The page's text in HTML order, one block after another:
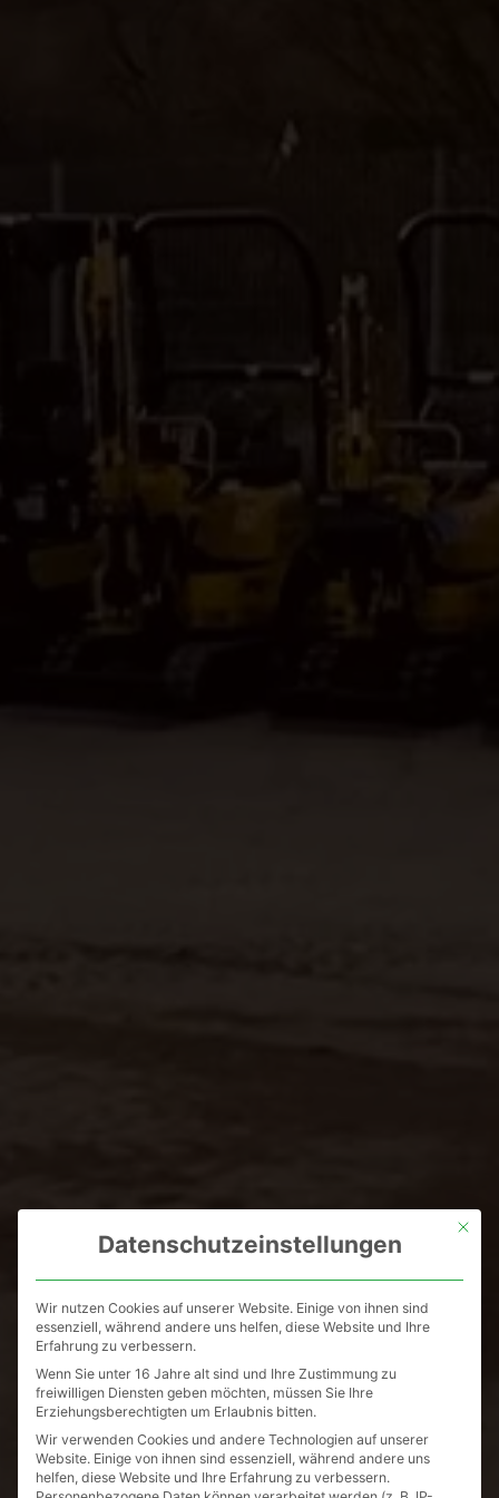
Mit
Datenschutzeinstellungen
Wir nutzen Cookies auf unserer Website. Einige von ihnen sind
essenziell, während andere uns helfen, diese Website und Ihre
Erfahrung zu verbessern.
Wenn Sie unter 16 Jahre alt sind und Ihre Zustimmung zu
freiwilligen Diensten geben möchten, müssen Sie Ihre
Erziehungsberechtigten um Erlaubnis bitten.
Wir verwenden Cookies und andere Technologien auf unserer
Website. Einige von ihnen sind essenziell, während andere uns
helfen, diese Website und Ihre Erfahrung zu verbessern.